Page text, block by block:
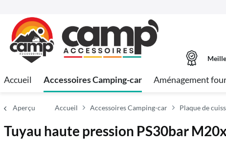
Accueil Accessoires Camping-car Aménagement
Aperçu Accueil Accessoires Camping-car Plaque de
Tuyau haute pression PS30bar